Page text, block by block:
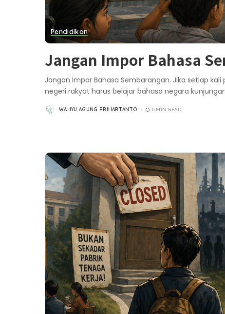
Pendidikan
Jangan Impor Bahasa
Jangan Impor Bahasa Sembarangan. Jika setiap
negeri rakyat harus belajar bahasa negara
POSTED
BY
WAHYU AGUNG PRIHARTANTO 6 MIN READ